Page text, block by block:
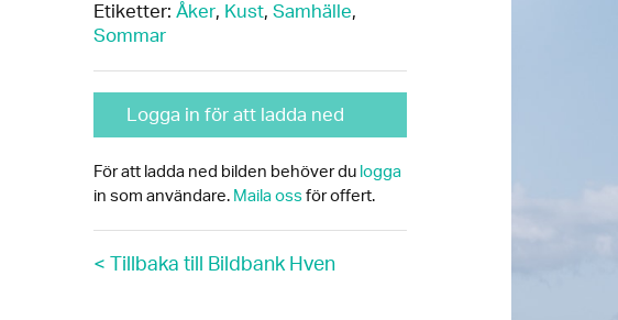
Etiketter: Åker, Kust, Samhälle,
Sommar
Logga in för att ladda ned
För att ladda ned bilden behöver du logga
in som användare. Maila oss för offert.
< Tillbaka till Bildbank Hven